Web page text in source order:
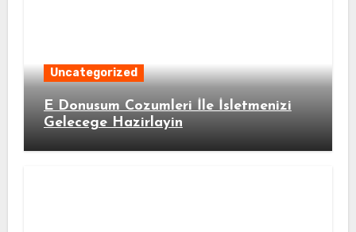
Uncategorized
E Donusum Cozumleri İle İsletmenizi
Gelecege Hazirlayin